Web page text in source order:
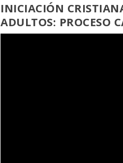
INICIACIÓN
ADULTOS: PROCESO